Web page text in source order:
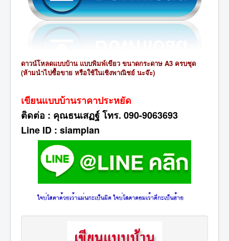
ดาวน์โหลดแบบบ้าน แบบพิมพ์เขียว ขนาดกระดาษ A3 ครบชุด
(ห้ามนำไปซื้อขาย หรือใช้ในเชิงพาณิชย์ นะจ๊ะ)
เขียนแบบบ้านราคาประหยัด
ติดต่อ : คุณธนเสฏฐ์ โทร. 090-9063693
Line ID : siamplan